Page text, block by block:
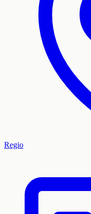
Regio